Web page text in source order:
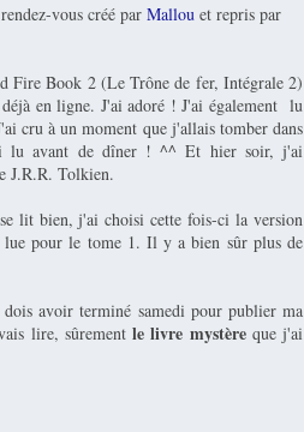
vous créé par Mallou et repris par
Fire Book 2 (Le Trône de fer, Intégrale 2)
en ligne. J'ai adoré ! J'ai également lu
cru à un moment que j'allais tomber dans
lu avant de dîner ! ^^ Et hier soir, j'ai
J.R.R. Tolkien.
lit bien, j'ai choisi cette fois-ci la version
pour le tome 1. Il y a bien sûr plus de
avoir terminé samedi pour publier ma
lire, sûrement le livre mystèreque j'ai